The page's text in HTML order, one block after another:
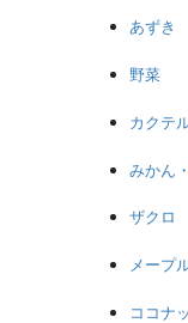
あずき
野菜
カクテ
みかん
ザクロ
メープ
ココナ